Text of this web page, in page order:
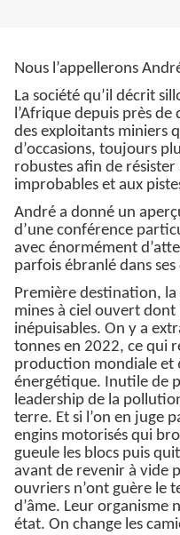
Nous l’appellerons
La société qu’il décrit
l’Afrique depuis près de
des exploitants miniers
d’occasions, toujours
robustes afin de
improbables et aux
André a donné un
d’une conférence
avec énormément
parfois ébranlé dans
Première destination, la
mines à ciel ouvert dont
inépuisables. On y a
tonnes en 2022, ce qui
production mondiale et
énergétique. Inutile de
leadership de la
terre. Et si l’on en juge
engins motorisés qui
gueule les blocs puis
avant de revenir à vide
ouvriers n’ont guère le
d’âme. Leur organisme
état. On change les